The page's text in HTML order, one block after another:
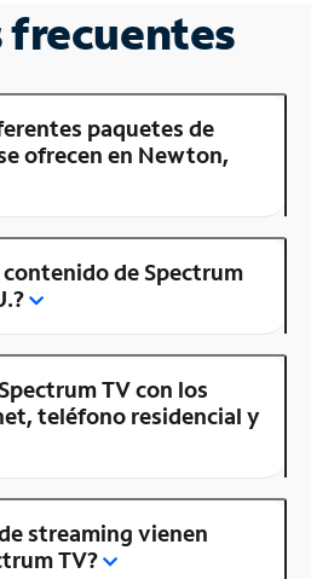
frecuentes
paquetes de
ofrecen en Newton,
contenido de Spectrum
TV con los
teléfono residencial y
streaming vienen
TV?